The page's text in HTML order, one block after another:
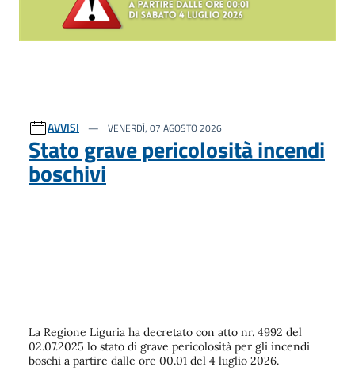
AVVISI VENERDÌ, 07 AGOSTO 2026
Stato grave pericolosità incendi
boschivi
La Regione Liguria ha decretato con atto nr. 4992 del
02.07.2025 lo stato di grave pericolosità per gli incendi
boschi a partire dalle ore 00.01 del 4 luglio 2026.